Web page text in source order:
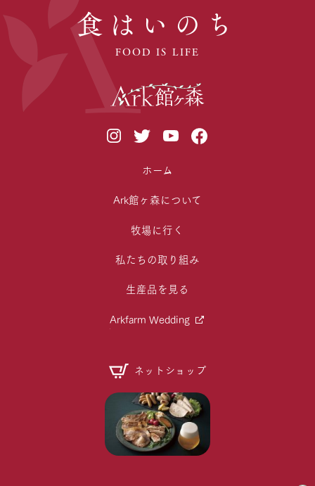
食はいのち
FOOD IS LIFE
ホーム
Ark館ヶ森について
牧場に行く
私たちの取り組み
生産品を見る
Arkfarm Wedding
ネットショップ